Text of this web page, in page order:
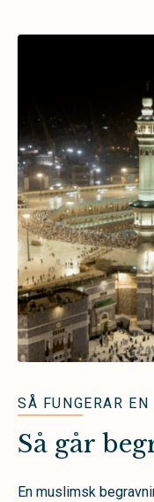
SÅ FUNGERAR
Så går
En muslimsk